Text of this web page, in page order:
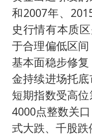
和2007年、
史行情有本质
于合理偏低区
基本面稳步修
金持续进场托
短期指数受高
4000点整数关
式大跌、千股跌